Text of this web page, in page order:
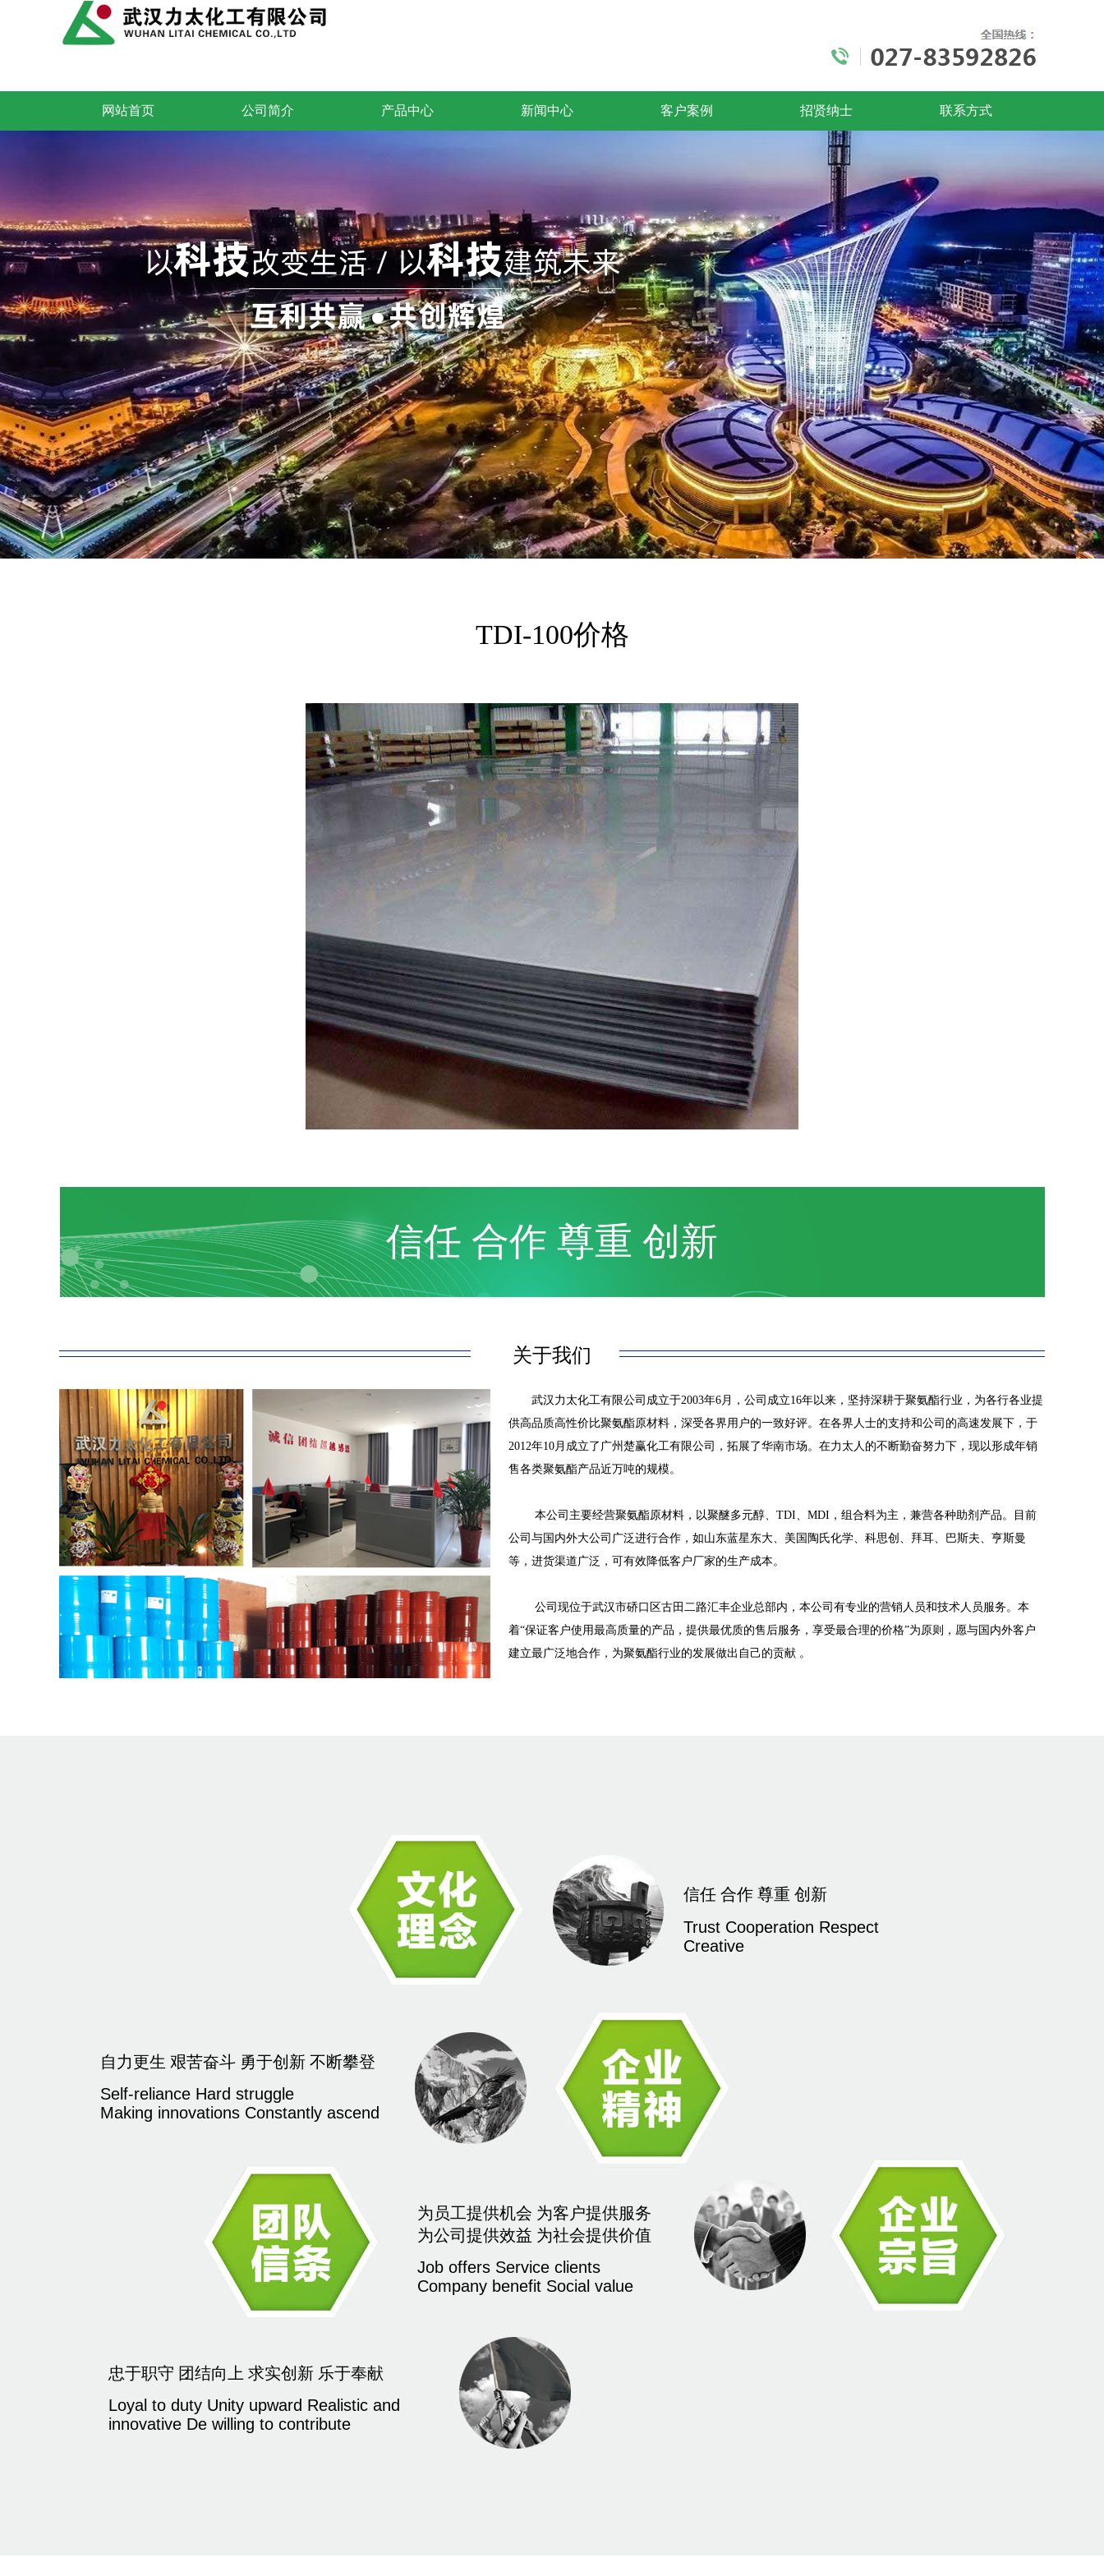
网站首页 公司简介 产品中心 新闻中心 客户案例 招贤纳士 联系方式
TDI-100价格
信任 合作 尊重 创新
关于我们
武汉力太化工有限公司 成立于2003年6月，公司成立16年以来，坚持深耕于聚氨酯行业，为各行各业提
供高品质高性价比聚氨酯原材料，深受各界用户的一致好评。在各界人士的支持和公司的高速发展下，于
2012年10月成立了广州楚赢化工有限公司，拓展了华南市场。在力太人的不断勤奋努力下，现以形成年销
售各类聚氨酯产品近万吨的规模。
本公司主要经营聚氨酯原材料，以聚醚多元醇、TDI、MDI，组合料为主，兼营各种助剂产品。目前
公司与国内外大公司广泛进行合作，如山东蓝星东大、美国陶氏化学、科思创、拜耳、巴斯夫、亨斯曼
等，进货渠道广泛，可有效降低客户厂家的生产成本。
公司现位于武汉市硚口区古田二路汇丰企业总部内，本公司有专业的营销人员和技术人员服务。本
着“保证客户使用最高质量的产品，提供最优质的售后服务，享受最合理的价格”为原则，愿与国内外客户
建立最广泛地合作，为聚氨酯行业的发展做出自己的贡献 。
信任 合作 尊重 创新
Trust Cooperation Respect
Creative
自力更生 艰苦奋斗 勇于创新 不断攀登
Self-reliance Hard struggle
Making innovations Constantly ascend
为员工提供机会 为客户提供服务
为公司提供效益 为社会提供价值
Job offers Service clients
Company benefit Social value
忠于职守 团结向上 求实创新 乐于奉献
Loyal to duty Unity upward Realistic and
innovative De willing to contribute